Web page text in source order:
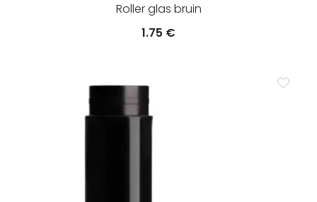
Roller glas bruin
1.75 €